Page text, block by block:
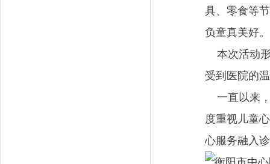
具、零食等
负童真美好。
本次活动形
受到医院的
一直以来，
度重视儿童
心服务融入